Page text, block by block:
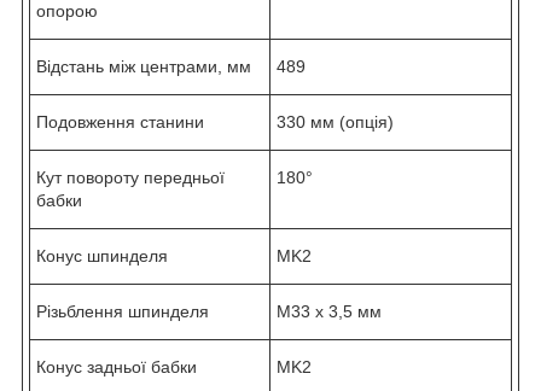
опорою
Відстань між центрами, мм 489
Подовження станини 330 мм (опція)
Кут повороту передньої
бабки
180°
Конус шпинделя MK2
Різьблення шпинделя М33 х 3,5 мм
Конус задньої бабки MK2